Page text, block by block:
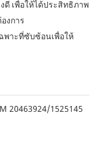
ดี เพื่อให้ได้ประสิทธิภาพ
งการ
พาะที่ซับซ้อนเพื่อให้